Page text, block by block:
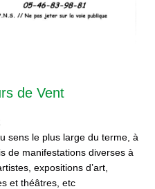
de Vent
sens le plus large du terme, à
de manifestations diverses à
expositions d’art,
et théâtres, etc